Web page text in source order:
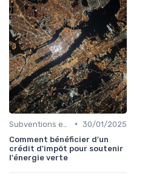
• 30/01/2025
Comment bénéficier d'un
crédit d'impôt pour soutenir
l'énergie verte